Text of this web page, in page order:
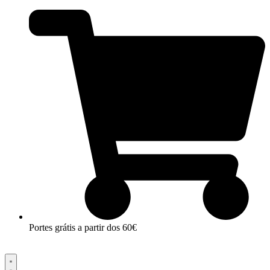
Portes grátis a partir dos 60€